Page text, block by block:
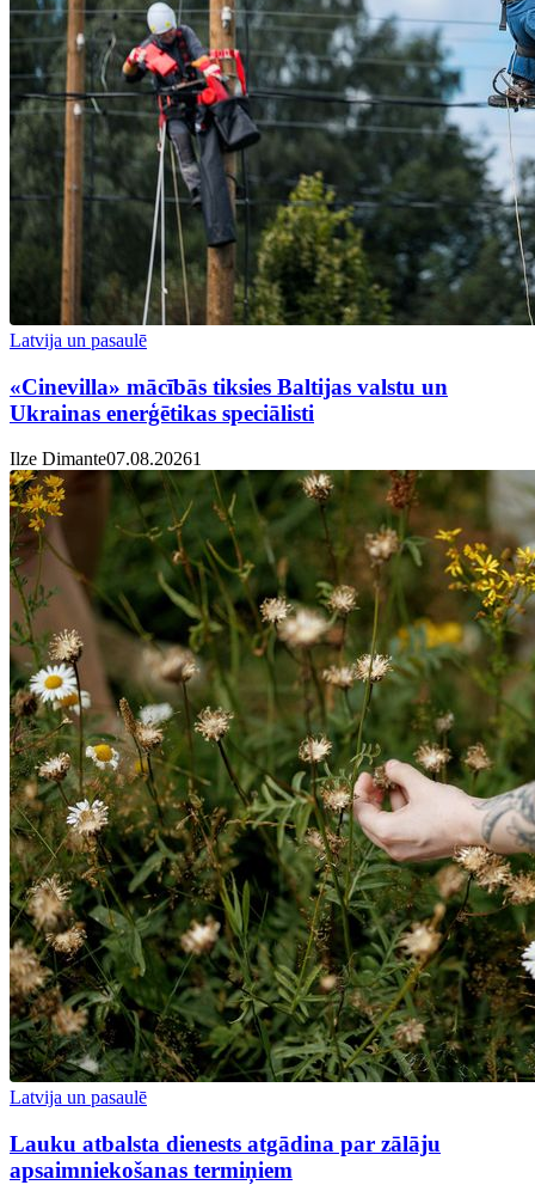
Latvija un pasaulē
«Cinevilla» mācībās tiksies Baltijas valstu un
Ukrainas enerģētikas speciālisti
Ilze Dimante07.08.20261
Latvija un pasaulē
Lauku atbalsta dienests atgādina par zālāju
apsaimniekošanas termiņiem